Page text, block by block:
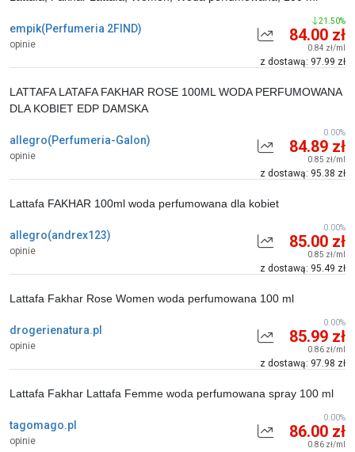
empik(Perfumeria 2FIND)
opinie 84.00 zł
0.84 zł/ml
z dostawą: 97.99 zł
21.50%
allegro(Perfumeria-Galon)
opinie
LATTAFA LATAFA FAKHAR ROSE 100ML WODA PERFUMOWANA
DLA KOBIET EDP DAMSKA
84.89 zł
0.85 zł/ml
z dostawą: 95.38 zł
0.00%
allegro(andrex123)
opinie
Lattafa FAKHAR 100ml woda perfumowana dla kobiet
85.00 zł
0.85 zł/ml
z dostawą: 95.49 zł
0.00%
drogerienatura.pl
opinie
Lattafa Fakhar Rose Women woda perfumowana 100 ml
85.99 zł
0.86 zł/ml
z dostawą: 97.98 zł
0.00%
tagomago.pl
opinie
Lattafa Fakhar Lattafa Femme woda perfumowana spray 100 ml
86.00 zł
0.86 zł/ml
0.00%